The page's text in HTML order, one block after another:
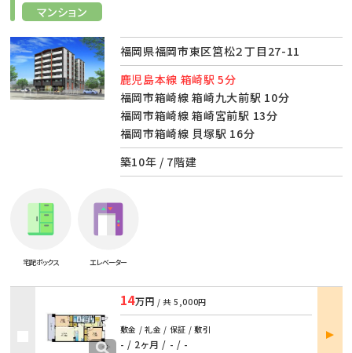
マンション
福岡県福岡市東区筥松２丁目27-11
鹿児島本線 箱崎駅 5分
福岡市箱崎線 箱崎九大前駅 10分
福岡市箱崎線 箱崎宮前駅 13分
福岡市箱崎線 貝塚駅 16分
築10年 / 7階建
宅配ボックス エレベーター
14万円 / 共 5,000円
敷金 / 礼金 / 保証 / 敷引
- / 2ヶ月 / - / -
部屋
詳細